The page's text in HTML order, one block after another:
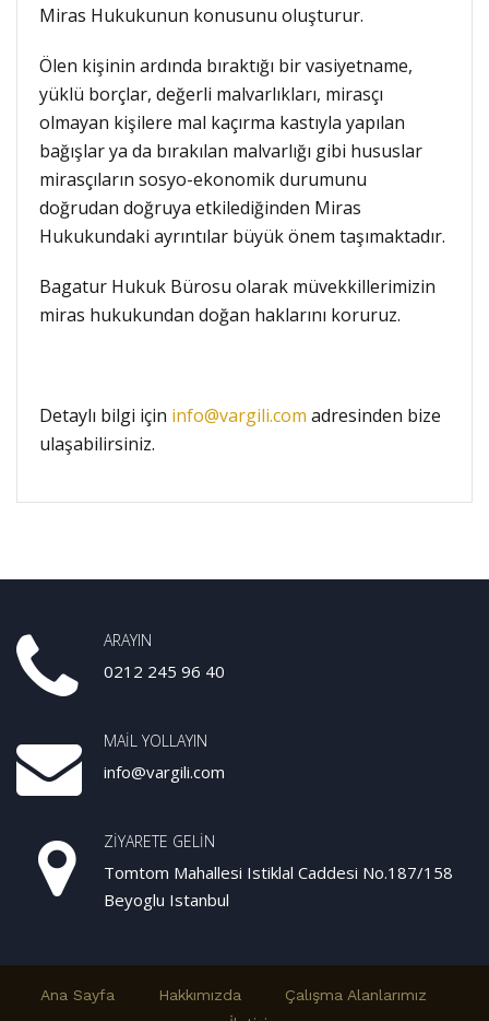
Miras Hukukunun konusunu oluşturur.
Ölen kişinin ardında bıraktığı bir vasiyetname,
yüklü borçlar, değerli malvarlıkları, mirasçı
olmayan kişilere mal kaçırma kastıyla yapılan
bağışlar ya da bırakılan malvarlığı gibi hususlar
mirasçıların sosyo-ekonomik durumunu
doğrudan doğruya etkilediğinden Miras
Hukukundaki ayrıntılar büyük önem taşımaktadır.
Bagatur Hukuk Bürosu olarak müvekkillerimizin
miras hukukundan doğan haklarını koruruz.
Detaylı bilgi için info@vargili.com adresinden bize
ulaşabilirsiniz.
ARAYIN
0212 245 96 40
MAIL YOLLAYIN
info@vargili.com
ZIYARETE GELIN
Tomtom Mahallesi Istiklal Caddesi No.187/158
Beyoglu Istanbul
Ana Sayfa Hakkımızda
Çalışma Alanlarımız